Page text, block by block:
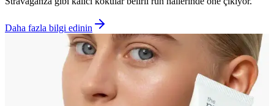
Daha fazla bilgi edinin